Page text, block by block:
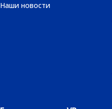
Наши новости